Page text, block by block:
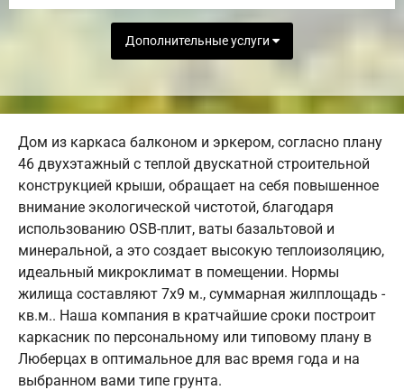
Дополнительные услуги
Дом из каркаса балконом и эркером, согласно плану
46 двухэтажный с теплой двускатной строительной
конструкцией крыши, обращает на себя повышенное
внимание экологической чистотой, благодаря
использованию OSB-плит, ваты базальтовой и
минеральной, а это создает высокую теплоизоляцию,
идеальный микроклимат в помещении. Нормы
жилища составляют 7х9 м., суммарная жилплощадь -
кв.м.. Наша компания в кратчайшие сроки построит
каркасник по персональному или типовому плану в
Люберцах в оптимальное для вас время года и на
выбранном вами типе грунта.